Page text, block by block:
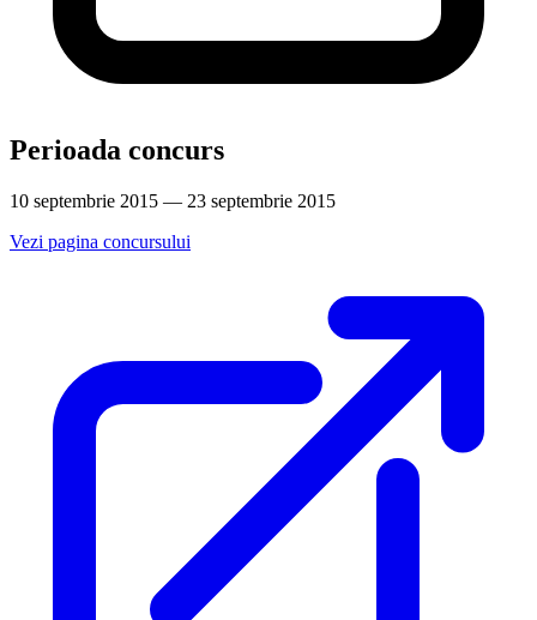
Perioada concurs
10 septembrie 2015 — 23 septembrie 2015
Vezi pagina concursului